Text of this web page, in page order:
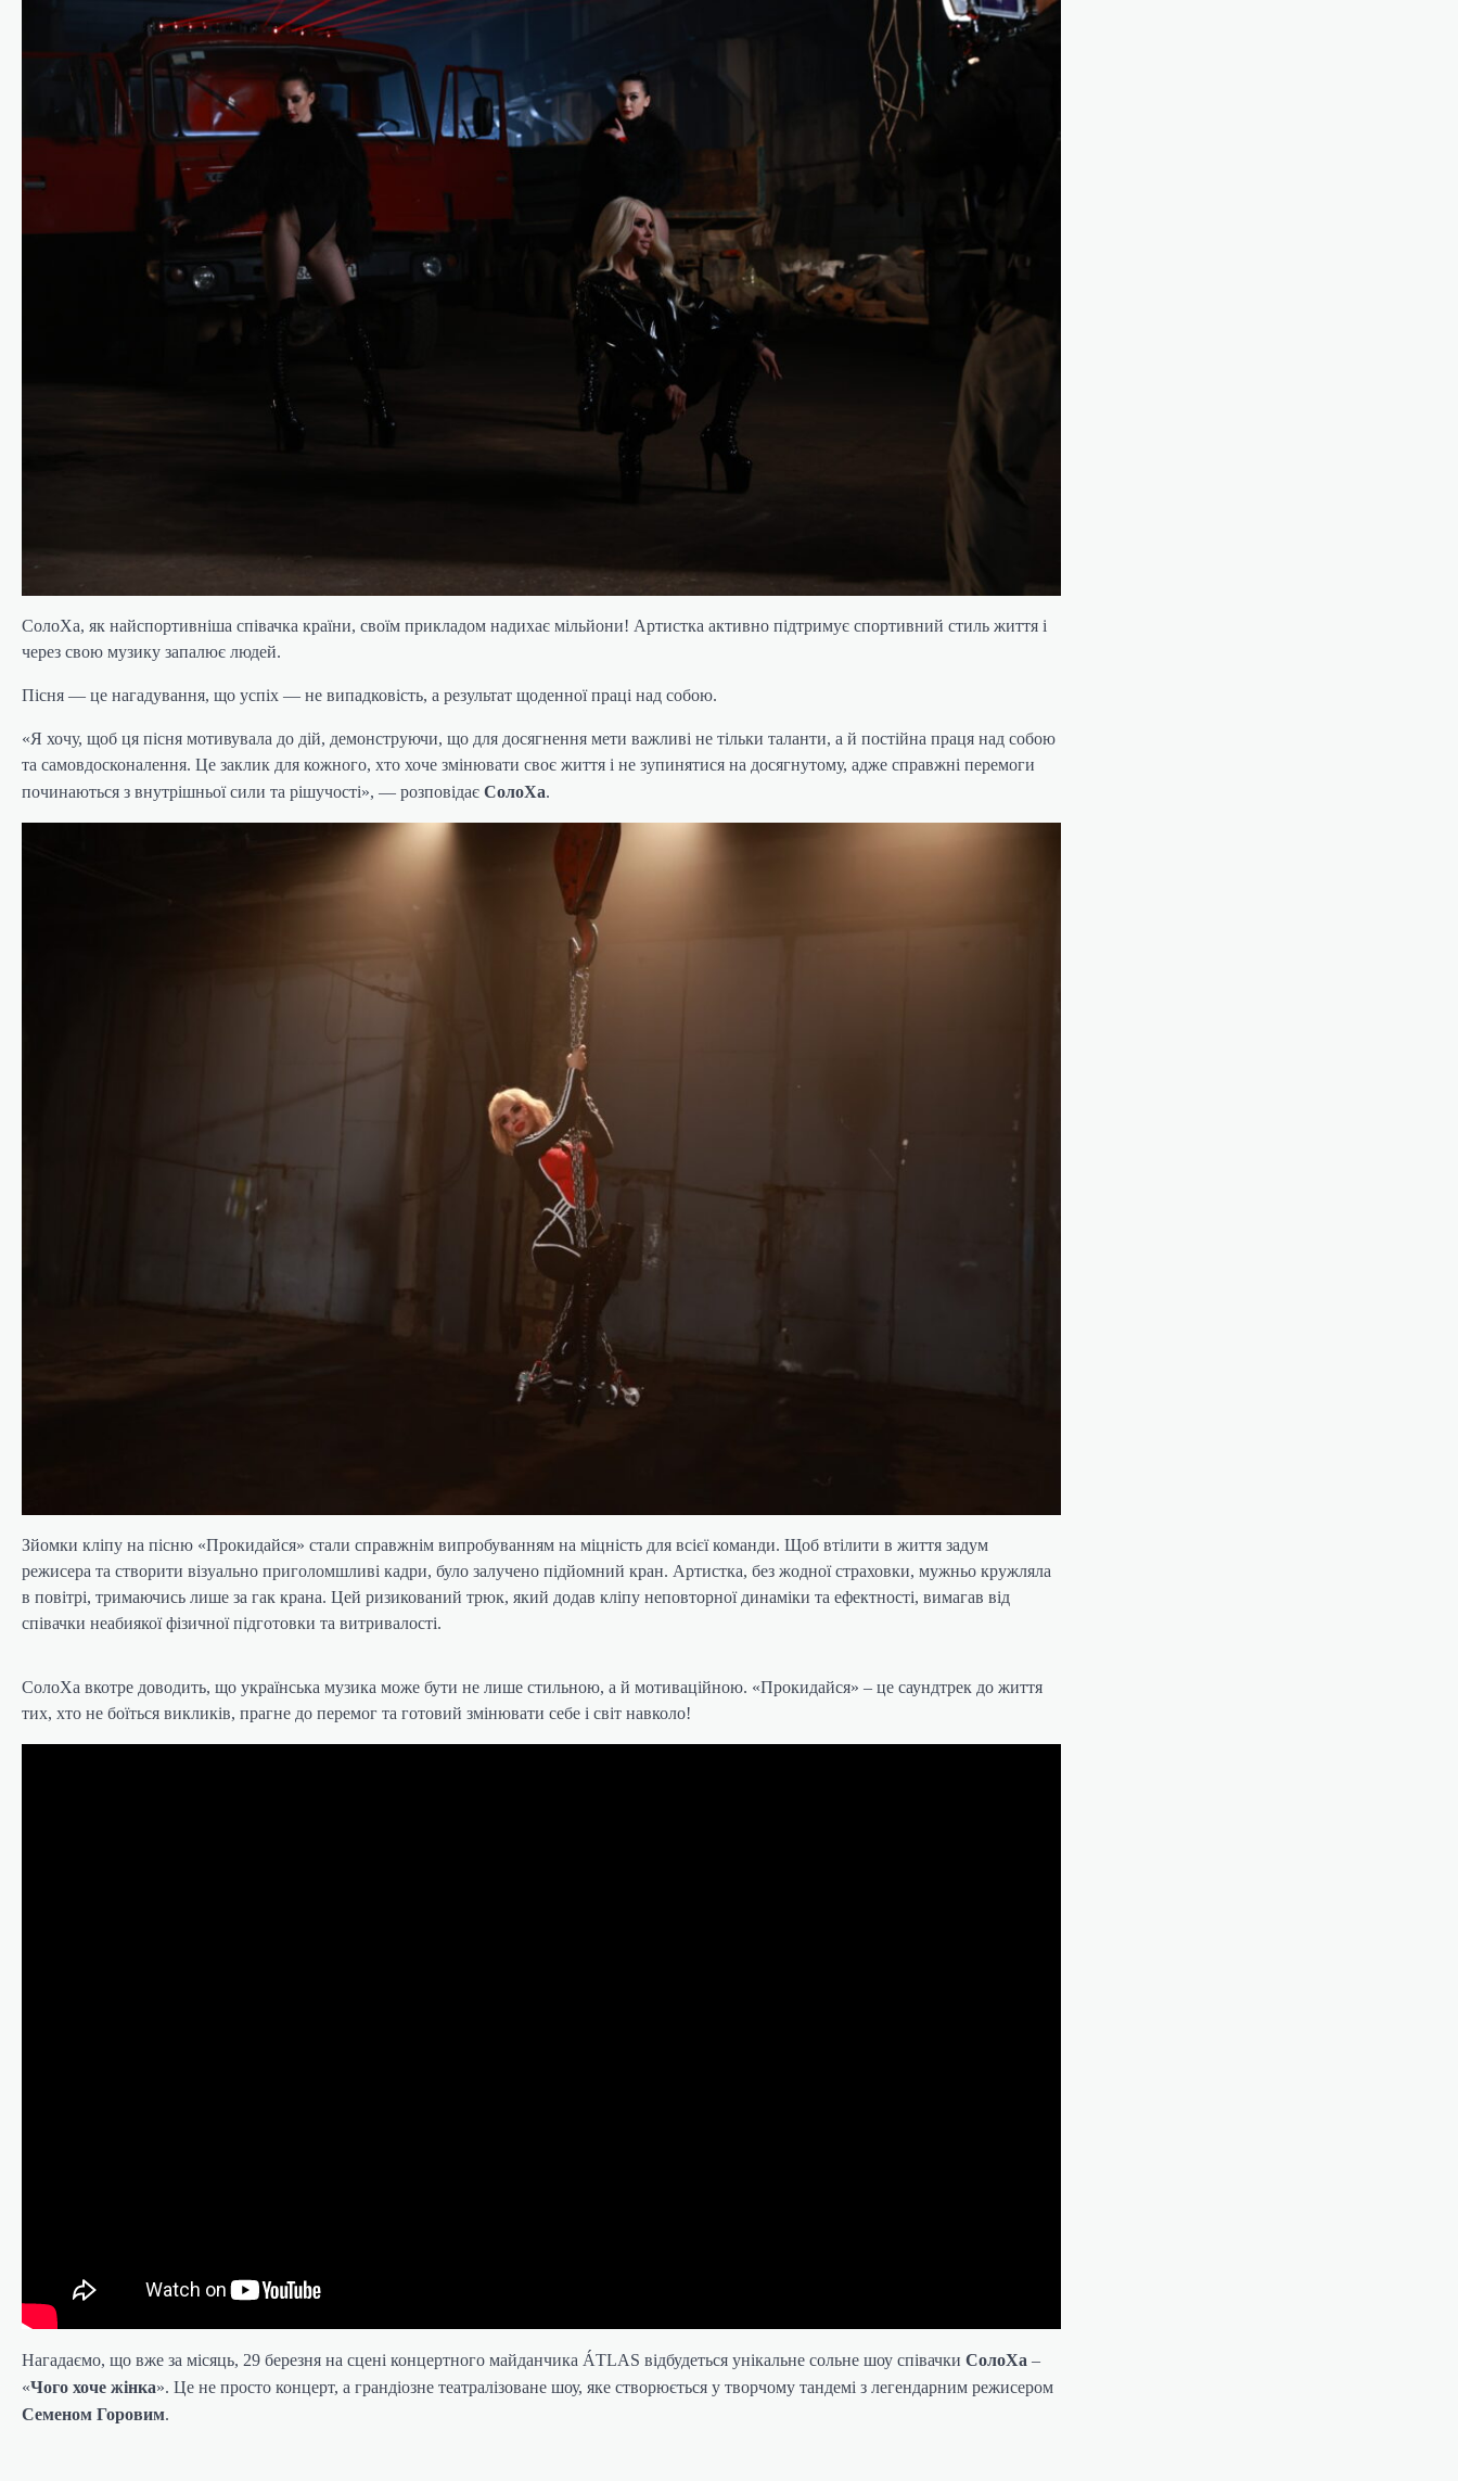
СолоХа, як найспортивніша співачка країни, своїм прикладом надихає мільйони! Артистка активно підтримує спортивний стиль життя і
через свою музику запалює людей.
Пісня — це нагадування, що успіх — не випадковість, а результат щоденної праці над собою.
«Я хочу, щоб ця пісня мотивувала до дій, демонструючи, що для досягнення мети важливі не тільки таланти, а й постійна праця над собою
та самовдосконалення. Це заклик для кожного, хто хоче змінювати своє життя і не зупинятися на досягнутому, адже справжні перемоги
починаються з внутрішньої сили та рішучості», — розповідає СолоХа.
Зйомки кліпу на пісню «Прокидайся» стали справжнім випробуванням на міцність для всієї команди. Щоб втілити в життя задум
режисера та створити візуально приголомшливі кадри, було залучено підйомний кран. Артистка, без жодної страховки, мужньо кружляла
в повітрі, тримаючись лише за гак крана. Цей ризикований трюк, який додав кліпу неповторної динаміки та ефектності, вимагав від
співачки неабиякої фізичної підготовки та витривалості.
СолоХа вкотре доводить, що українська музика може бути не лише стильною, а й мотиваційною. «Прокидайся» – це саундтрек до життя
тих, хто не боїться викликів, прагне до перемог та готовий змінювати себе і світ навколо!
Нагадаємо, що вже за місяць, 29 березня на сцені концертного майданчика ÁTLAS відбудеться унікальне сольне шоу співачки СолоХа –
«Чого хоче жінка». Це не просто концерт, а грандіозне театралізоване шоу, яке створюється у творчому тандемі з легендарним режисером
Семеном Горовим.